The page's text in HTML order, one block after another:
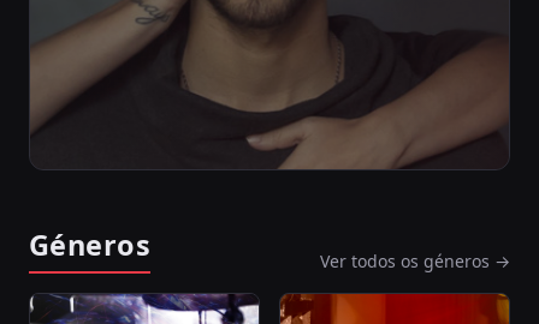
Diogo Piçarra
Pop
Géneros Ver todos os géneros →